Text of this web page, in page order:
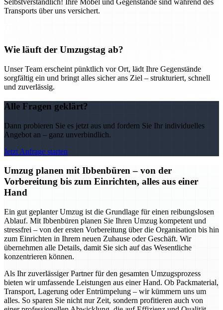
Transports über uns versichert.
Wie läuft der Umzugstag ab?
Unser Team erscheint pünktlich vor Ort, lädt Ihre Gegenstände
sorgfältig ein und bringt alles sicher ans Ziel – strukturiert, schnell
und zuverlässig.
Alle Fragen geklärt?
Dann probieren Sie es jetzt aus und fordern Sie Ihr individuelles
Angebot an – ganz unverbindlich.
Jetzt Anfrage starten
Umzug planen mit Ibbenbüren – von der
Vorbereitung bis zum Einrichten, alles aus einer
Hand
Ein gut geplanter Umzug ist die Grundlage für einen reibungslosen
Ablauf. Mit Ibbenbüren planen Sie Ihren Umzug kompetent und
stressfrei – von der ersten Vorbereitung über die Organisation bis hin
zum Einrichten in Ihrem neuen Zuhause oder Geschäft. Wir
übernehmen alle Details, damit Sie sich auf das Wesentliche
konzentrieren können.
Als Ihr zuverlässiger Partner für den gesamten Umzugsprozess
bieten wir umfassende Leistungen aus einer Hand. Ob Packmaterial,
Transport, Lagerung oder Entrümpelung – wir kümmern uns um
alles. So sparen Sie nicht nur Zeit, sondern profitieren auch von